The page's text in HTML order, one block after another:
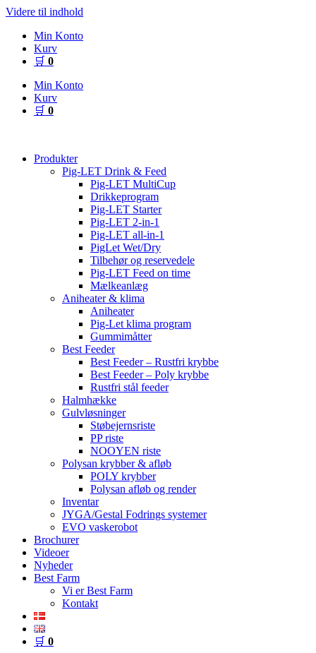
Videre til indhold
Min Konto
Kurv
🛒 0
Min Konto
Kurv
🛒 0
Produkter
Pig-LET Drink & Feed
Pig-LET MultiCup
Drikkeprogram
Pig-LET Starter
Pig-LET 2-in-1
Pig-LET all-in-1
PigLet Wet/Dry
Tilbehør og reservedele
Pig-LET Feed on time
Mælkeanlæg
Aniheater & klima
Aniheater
Pig-Let klima program
Gummimåtter
Best Feeder
Best Feeder – Rustfri krybbe
Best Feeder – Poly krybbe
Rustfri stål feeder
Halmhække
Gulvløsninger
Støbejernsriste
PP riste
NOOYEN riste
Polysan krybber & afløb
POLY krybber
Polysan afløb og render
Inventar
JYGA/Gestal Fodrings systemer
EVO vaskerobot
Brochurer
Videoer
Nyheder
Best Farm
Vi er Best Farm
Kontakt
🛒 0